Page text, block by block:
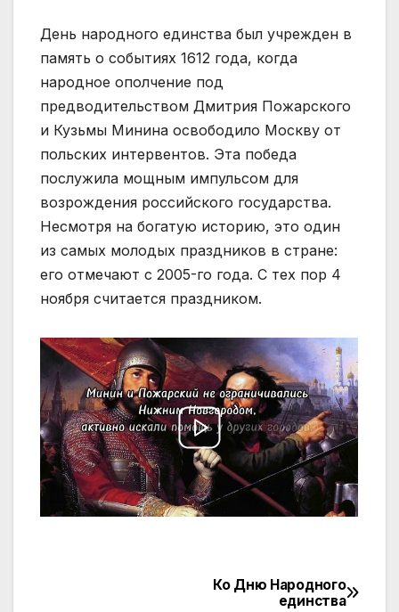
День народного единства был учрежден в
память о событиях 1612 года, когда
народное ополчение под
предводительством Дмитрия Пожарского
и Кузьмы Минина освободило Москву от
польских интервентов. Эта победа
послужила мощным импульсом для
возрождения российского государства.
Несмотря на богатую историю, это один
из самых молодых праздников в стране:
его отмечают с 2005-го года. С тех пор 4
ноября считается праздником.
Ко Дню Народного
единства